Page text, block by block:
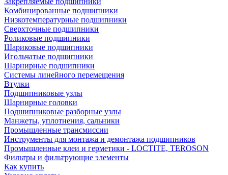
Комбинированные подшипники
Низкотемпературные подшипники
Сверхточные подшипники
Роликовые подшипники
Шариковые подшипники
Игольчатые подшипники
Шарнирные подшипники
Системы линейного перемещения
Втулки
Подшипниковые узлы
Шарнирные головки
Подшипниковые разборные узлы
Манжеты, уплотнения, сальники
Промышленные трансмиссии
Инструменты для монтажа и демонтажа подшипников
Промышленные клеи и герметики - LOCTITE, TEROSON
Фильтры и фильтрующие элементы
Как купить